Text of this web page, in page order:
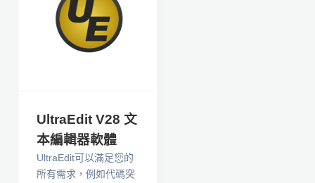
UltraEdit V28 文
本編輯器軟體
UltraEdit可以滿足您的
所有需求，例如代碼突